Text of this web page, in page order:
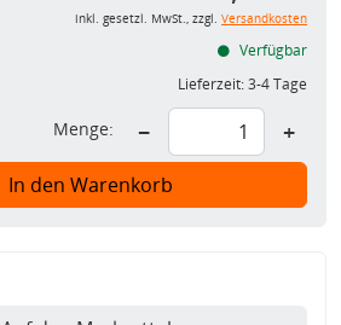
inkl. gesetzl. MwSt., zzgl. Versandkosten
Verfügbar
Lieferzeit:3-4 Tage
Menge: − +
In den Warenkorb